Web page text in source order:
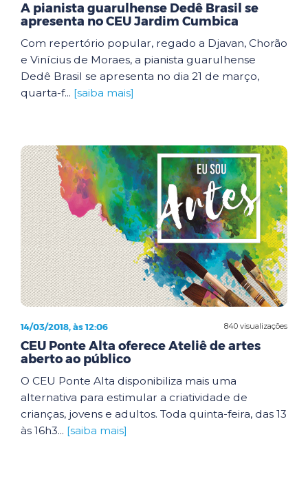
A pianista guarulhense Dedê Brasil se
apresenta no CEU Jardim Cumbica
Com repertório popular, regado a Djavan, Chorão
e Vinícius de Moraes, a pianista guarulhense
Dedê Brasil se apresenta no dia 21 de março,
quarta-f... [saiba mais]
840 visualizações
14/03/2018, às 12:06
CEU Ponte Alta oferece Ateliê de artes
aberto ao público
O CEU Ponte Alta disponibiliza mais uma
alternativa para estimular a criatividade de
crianças, jovens e adultos. Toda quinta-feira, das 13
às 16h3... [saiba mais]